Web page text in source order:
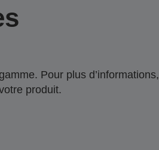
Pour plus d’informations,
produit.